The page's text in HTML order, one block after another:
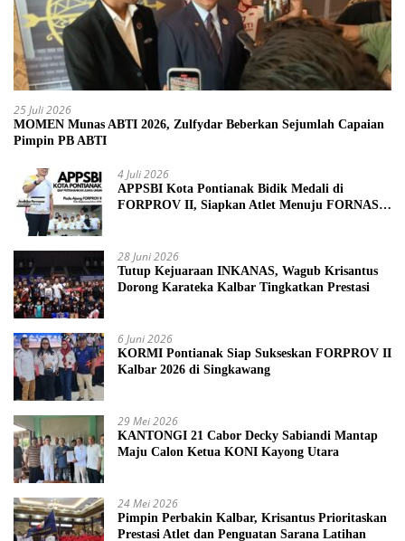
25 Juli 2026
MOMEN Munas ABTI 2026, Zulfydar Beberkan Sejumlah Capaian
Pimpin PB ABTI
4 Juli 2026
APPSBI Kota Pontianak Bidik Medali di
FORPROV II, Siapkan Atlet Menuju FORNAS
28 Juni 2026
Tutup Kejuaraan INKANAS, Wagub Krisantus
Dorong Karateka Kalbar Tingkatkan Prestasi
6 Juni 2026
KORMI Pontianak Siap Sukseskan FORPROV II
Kalbar 2026 di Singkawang
29 Mei 2026
KANTONGI 21 Cabor Decky Sabiandi Mantap
Maju Calon Ketua KONI Kayong Utara
24 Mei 2026
Pimpin Perbakin Kalbar, Krisantus Prioritaskan
Prestasi Atlet dan Penguatan Sarana Latihan